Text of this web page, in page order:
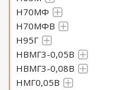
Н70МФ
Н70МФВ
Н95Г
НВМГ3-0,05В
НВМГ3-0,08В
НМГ0,05В